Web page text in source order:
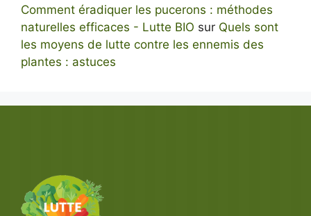
Comment éradiquer les pucerons : méthodes
naturelles efficaces - Lutte BIO sur Quels sont
les moyens de lutte contre les ennemis des
plantes : astuces